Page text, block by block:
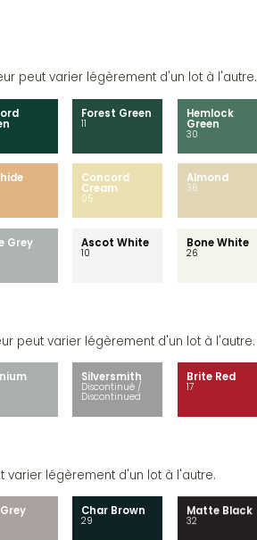
peut varier légèrement d'un lot à l'autre.
Forest Green
11
Hemlock
Green
30
Concord
Cream
05
Almond
36
Grey Ascot White
10
Bone White
26
peut varier légèrement d'un lot à l'autre.
Silversmith
Discontinué /
Discontinued
Brite Red
17
varier légèrement d'un lot à l'autre.
Char Brown
29
Matte Black
32